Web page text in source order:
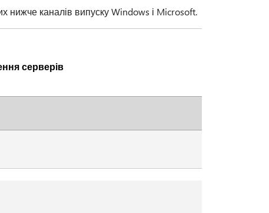
нижче каналів випуску Windows і Microsoft.
серверів